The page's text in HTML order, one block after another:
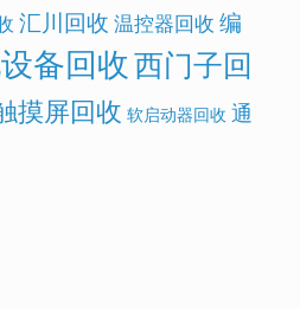
汇川回收 温控器回收 编
备回收西门子回
摸屏回收 软启动器回收 通